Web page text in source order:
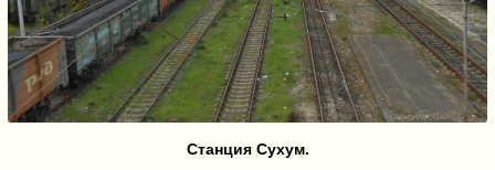
Станция Сухум.